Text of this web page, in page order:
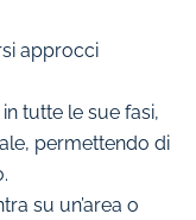
approcci
tutte le sue fasi,
permettendo di
su un’area o